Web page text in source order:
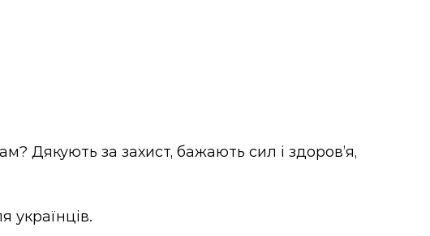
Дякують за захист, бажають сил і здоров’я,
українців.